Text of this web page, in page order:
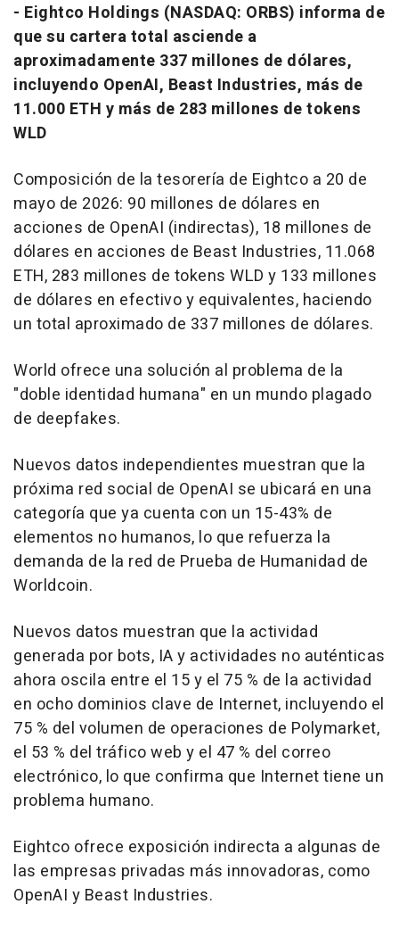
- Eightco Holdings (NASDAQ: ORBS) informa de
que su cartera total asciende a
aproximadamente 337 millones de dólares,
incluyendo OpenAI, Beast Industries, más de
11.000 ETH y más de 283 millones de tokens
WLD
Composición de la tesorería de Eightco a 20 de
mayo de 2026: 90 millones de dólares en
acciones de OpenAI (indirectas), 18 millones de
dólares en acciones de Beast Industries, 11.068
ETH, 283 millones de tokens WLD y 133 millones
de dólares en efectivo y equivalentes, haciendo
un total aproximado de 337 millones de dólares.
World ofrece una solución al problema de la
"doble identidad humana" en un mundo plagado
de deepfakes.
Nuevos datos independientes muestran que la
próxima red social de OpenAI se ubicará en una
categoría que ya cuenta con un 15-43% de
elementos no humanos, lo que refuerza la
demanda de la red de Prueba de Humanidad de
Worldcoin.
Nuevos datos muestran que la actividad
generada por bots, IA y actividades no auténticas
ahora oscila entre el 15 y el 75 % de la actividad
en ocho dominios clave de Internet, incluyendo el
75 % del volumen de operaciones de Polymarket,
el 53 % del tráfico web y el 47 % del correo
electrónico, lo que confirma que Internet tiene un
problema humano.
Eightco ofrece exposición indirecta a algunas de
las empresas privadas más innovadoras, como
OpenAI y Beast Industries.